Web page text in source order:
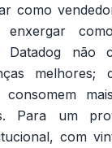
como
Datadog não
melhores;
consomem
Para um
com